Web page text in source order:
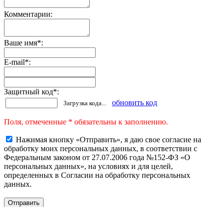
Комментарии:
Ваше имя*:
E-mail*:
Защитный код*:
Загрузка кода... обновить код
Поля, отмеченные * обязательны к заполнению.
Нажимая кнопку «Отправить», я даю свое согласие на
обработку моих персональных данных, в соответствии с
Федеральным законом от 27.07.2006 года №152-ФЗ «О
персональных данных», на условиях и для целей,
определенных в Согласии на обработку персональных
данных.